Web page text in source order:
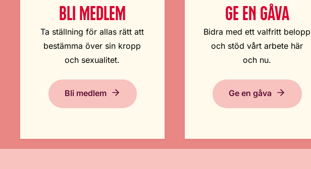
BLI MEDLEM
Ta ställning för allas rätt att
bestämma över sin kropp
och sexualitet.
Bli medlem
GE EN GÅVA
Bidra med ett valfritt belopp
och stöd vårt arbete här
och nu.
Ge en gåva